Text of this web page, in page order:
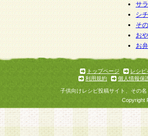
サ
シ
そ
お
お
トップページ
レシピ
利用規約
個人情報保
子供向けレシピ投稿サイト、その
Copyright